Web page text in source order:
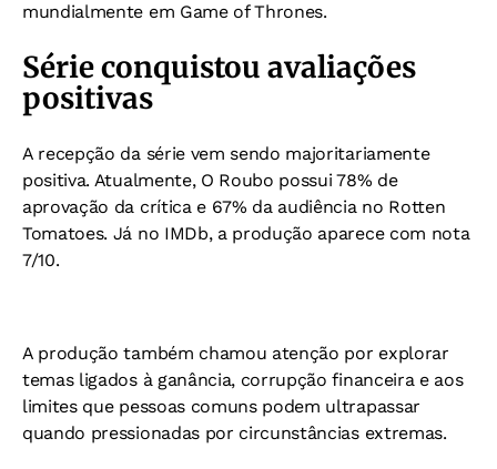
mundialmente em Game of Thrones.
Série conquistou avaliações
positivas
A recepção da série vem sendo majoritariamente
positiva. Atualmente, O Roubo possui 78% de
aprovação da crítica e 67% da audiência no Rotten
Tomatoes. Já no IMDb, a produção aparece com nota
7/10.
A produção também chamou atenção por explorar
temas ligados à ganância, corrupção financeira e aos
limites que pessoas comuns podem ultrapassar
quando pressionadas por circunstâncias extremas.